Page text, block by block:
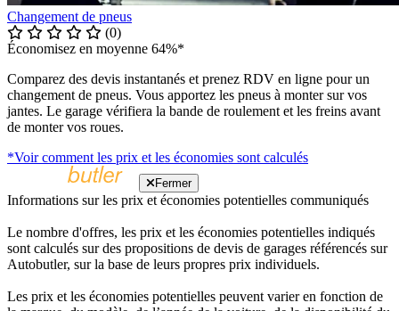
Changement de pneus
(0)
Économisez en moyenne 64%*
Comparez des devis instantanés et prenez RDV en ligne pour un
changement de pneus. Vous apportez les pneus à monter sur vos
jantes. Le garage vérifiera la bande de roulement et les freins avant
de monter vos roues.
*Voir comment les prix et les économies sont calculés
Fermer
Informations sur les prix et économies potentielles communiqués
Le nombre d'offres, les prix et les économies potentielles indiqués
sont calculés sur des propositions de devis de garages référencés sur
Autobutler, sur la base de leurs propres prix individuels.
Les prix et les économies potentielles peuvent varier en fonction de